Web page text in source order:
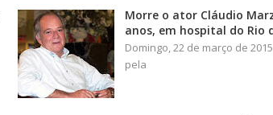
Morre o ator Cláudio
anos, em hospital do Rio
Domingo, 22 de março de
pela